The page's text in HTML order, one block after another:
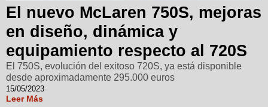
El nuevo McLaren 750S, mejoras
en diseño, dinámica y
equipamiento respecto al 720S
El 750S, evolución del exitoso 720S, ya está disponible
desde aproximadamente 295.000 euros
15/05/2023
Leer Más